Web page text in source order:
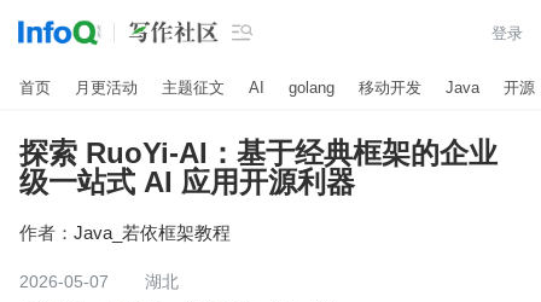
 登录
首页 月更活动 主题征文 AI golang 移动开发 Java 开源
探索 RuoYi-AI：基于经典框架的企业
级一站式 AI 应用开源利器
作者： Java_若依框架教程
2026-05-07
湖北